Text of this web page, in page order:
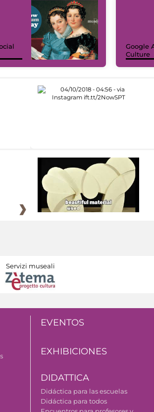
Google
Culture
Servizi museali
EVENTOS
EXHIBICIONES
DIDATTICA
Didáctica para las escuelas
Didáctica para todos